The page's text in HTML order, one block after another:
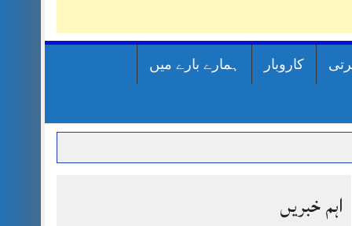
کاروبار ہمارے بارے میں
پر قربان
اہم خبریں